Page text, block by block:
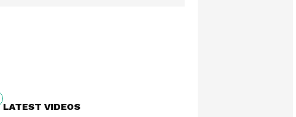
LATEST VIDEOS